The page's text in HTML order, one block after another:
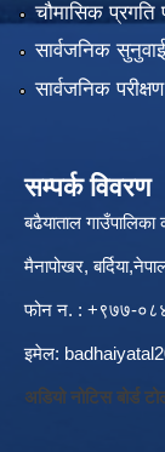
चौमासिक प्रगति
सार्वजनिक सुनुवाई
सार्वजनिक परीक्षण
सम्पर्क विवरण
बढैयाताल गाउँपालिका
मैनापोखर,
फोन न. : +९७७-
इमेल:
अडियो नोटिस